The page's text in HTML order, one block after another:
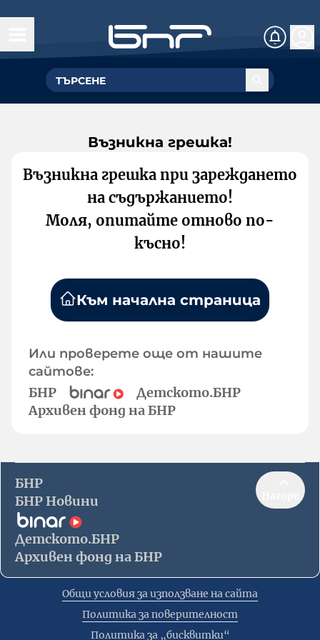
Възникна грешка!
Възникна грешка при зареждането
на съдържанието!
Моля, опитайте отново по-
късно!
Към начална страница
Или проверете още от нашите
сайтове:
БНР
Детското.БНР
Архивен фонд на БНР
БНР
БНР Новини
Детското.БНР
Архивен фонд на БНР
Общи условия за използване на сайта
Политика за поверителност
Политика за „бисквитки“